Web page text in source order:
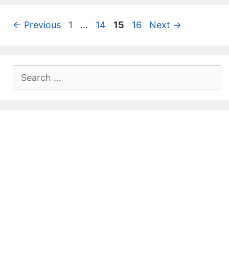
← Previous Page
1 … Page
14 Page
15 Page
16 Next →
Search
for: